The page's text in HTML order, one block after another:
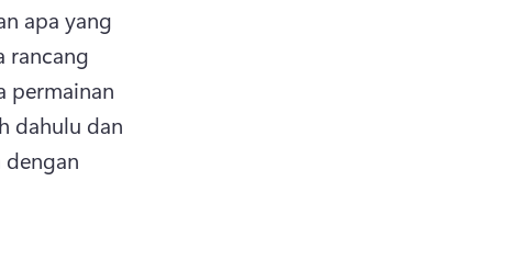
apa yang
rancang
permainan
dahulu dan